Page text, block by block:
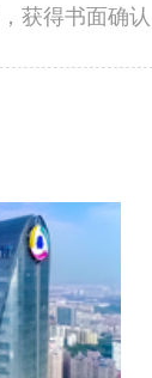
，获得书面确认